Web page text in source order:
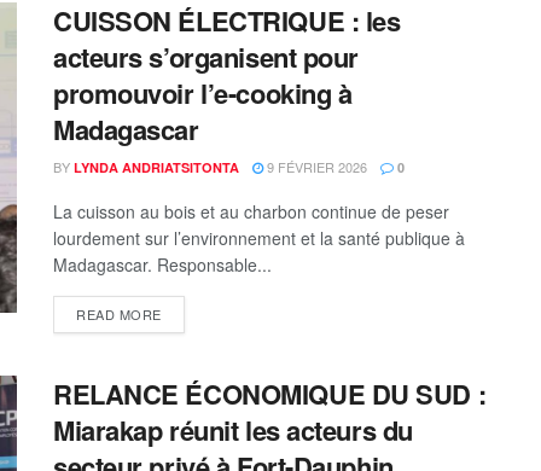
CUISSON ÉLECTRIQUE : les
acteurs s’organisent pour
promouvoir l’e-cooking à
Madagascar
BY LYNDA ANDRIATSITONTA 9 FÉVRIER 2026 0
La cuisson au bois et au charbon continue de peser
lourdement sur l’environnement et la santé publique à
Madagascar. Responsable...
READ MORE
RELANCE ÉCONOMIQUE DU SUD :
Miarakap réunit les acteurs du